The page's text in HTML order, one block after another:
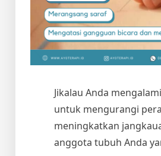
Jikalau Anda
untuk mengurangi
meningkatkan
anggota tubuh Anda